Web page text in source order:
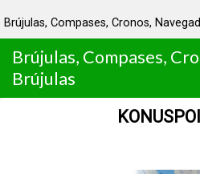
Brújulas, Compases, Cronos,
Brújulas, Compases,
Brújulas